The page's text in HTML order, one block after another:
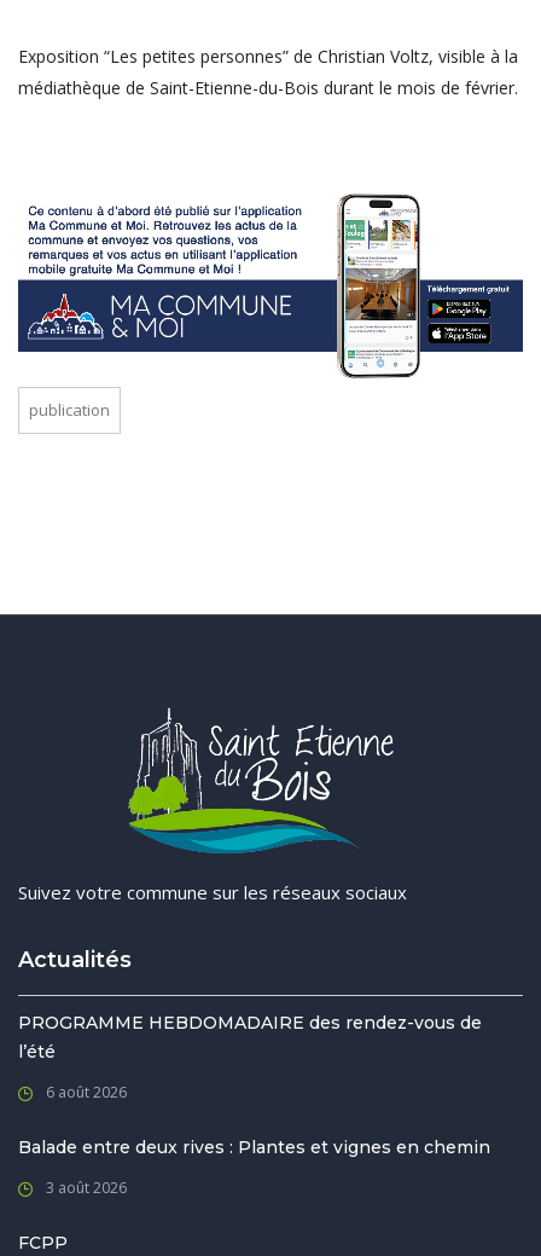
Exposition “Les petites personnes” de Christian Voltz, visible à la
médiathèque de Saint-Etienne-du-Bois durant le mois de février.
publication
Suivez votre commune sur les réseaux sociaux
Actualités
PROGRAMME HEBDOMADAIRE des rendez-vous de
l’été
6 août 2026
Balade entre deux rives : Plantes et vignes en chemin
3 août 2026
FCPP